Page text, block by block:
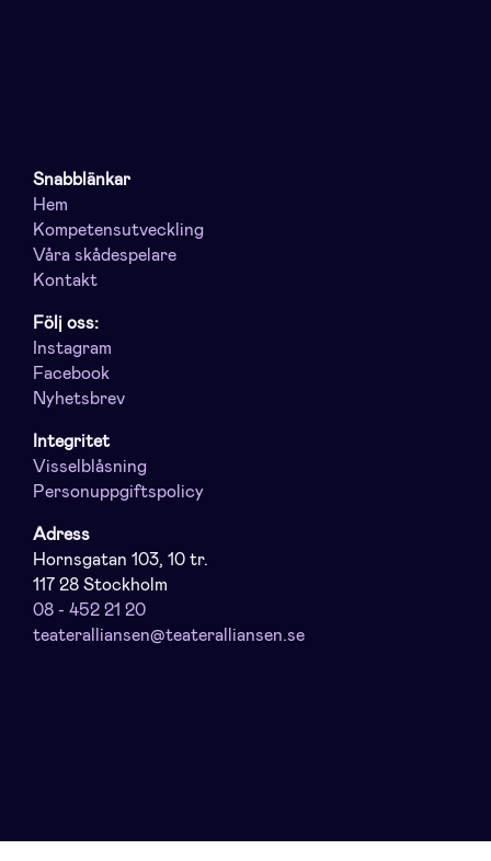
Snabblänkar
Hem
Kompetensutveckling
Våra skådespelare
Kontakt
Följ oss:
Instagram
Facebook
Nyhetsbrev
Integritet
Visselblåsning
Personuppgiftspolicy
Adress
Hornsgatan 103, 10 tr.
117 28 Stockholm
08 - 452 21 20
teateralliansen@teateralliansen.se